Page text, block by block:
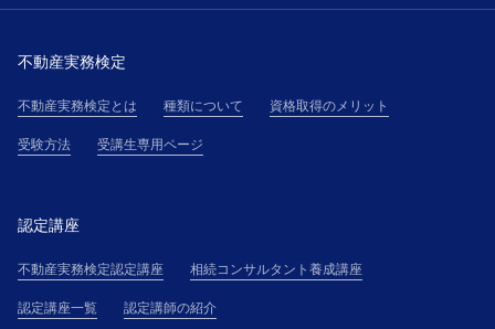
不動産実務検定
不動産実務検定とは 種類について 資格取得のメリット
受験方法 受講生専用ページ
認定講座
不動産実務検定認定講座 相続コンサルタント養成講座
認定講座一覧 認定講師の紹介